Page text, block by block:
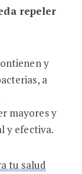
repeler
y
a
mayores y
y efectiva.
tu salud